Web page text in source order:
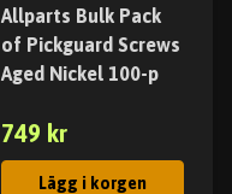
Allparts Bulk Pack
of Pickguard Screws
Aged Nickel 100-p
749 kr
Lägg i korgen